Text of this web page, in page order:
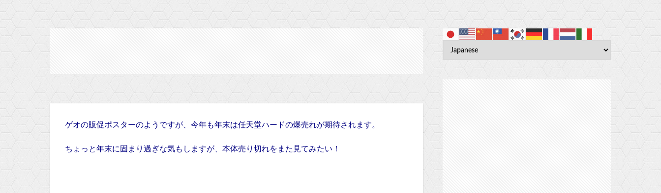
ゲオの販促ポスターのようですが、今年も年末は任天堂ハードの爆売れが期待されます。
ちょっと年末に固まり過ぎな気もしますが、本体売り切れをまた見てみたい！